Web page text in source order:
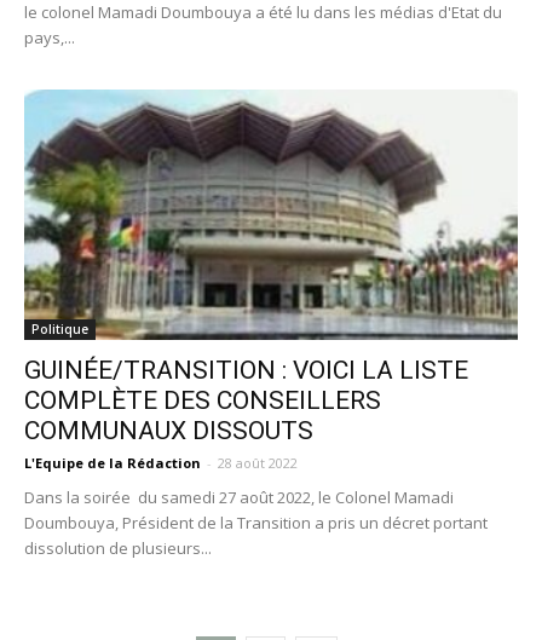
le colonel Mamadi Doumbouya a été lu dans les médias d'Etat du
pays,...
Politique
GUINÉE/TRANSITION : VOICI LA LISTE
COMPLÈTE DES CONSEILLERS
COMMUNAUX DISSOUTS
L'Equipe de la Rédaction - 28 août 2022
Dans la soirée du samedi 27 août 2022, le Colonel Mamadi
Doumbouya, Président de la Transition a pris un décret portant
dissolution de plusieurs...